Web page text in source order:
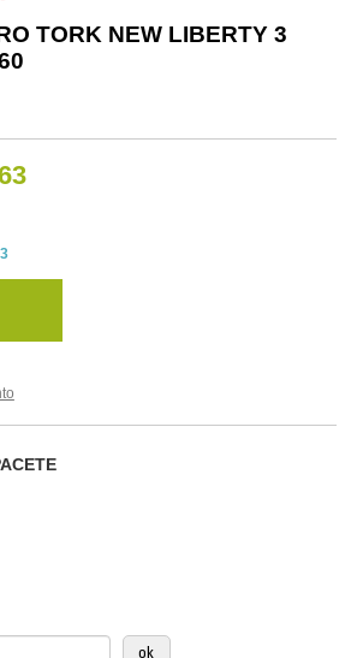
TORK NEW LIBERTY 3